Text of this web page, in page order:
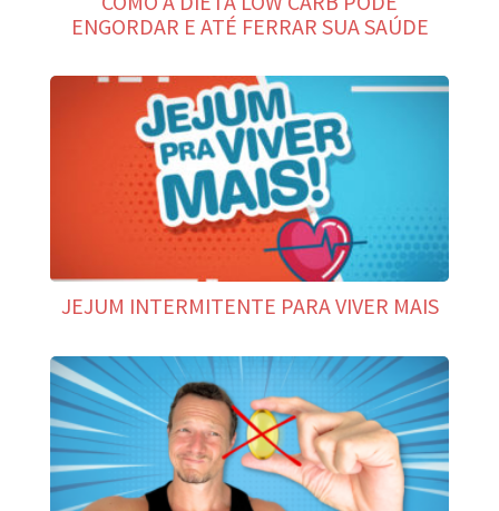
ENGORDAR E ATÉ FERRAR SUA SAÚDE
JEJUM INTERMITENTE PARA VIVER MAIS